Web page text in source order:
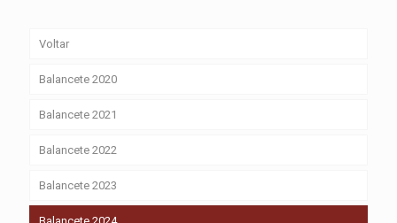
Voltar
Balancete 2020
Balancete 2021
Balancete 2022
Balancete 2023